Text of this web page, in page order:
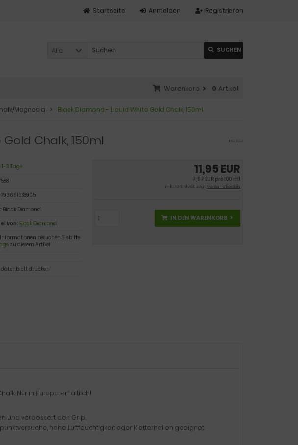
Registrieren
Anmelden
Startseite
Alle SUCHEN
Warenkorb 0 Artikel
Magnesia Black Diamond - Liquid White Gold Chalk, 150ml
Chalk, 150ml
11,95 EUR
7,97 EUR pro 100 ml
inkl. 19 % MwSt. zzgl.Versandkosten
IN DEN WARENKORB
1-3 Tage
793661088905
Black Diamond
von: Black Diamond
Informationen besuchen Sie bitte
zu diesem Artikel.
drucken
Nur in Europa erhältlich!
und verbessert den Grip.
hohe Luftfeuchtigkeit oder Kletterhallen geeignet.